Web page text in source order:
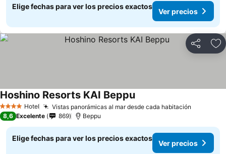
Elige fechas para ver los precios exactos
Ver precios
Compartir
4 EstrellasHotel Vistas panorámicas al mar desde cada habitación
Hoshino Resorts KAI BeppuVer precios
8,6 Excelente 869 Beppu
Elige fechas para ver los precios exactos
Ver precios